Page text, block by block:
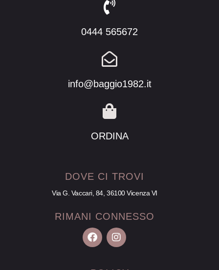
0444 565672
info@baggio1982.it
ORDINA
DOVE CI TROVI
Via G. Vaccari, 84, 36100 Vicenza VI
RIMANI CONNESSO